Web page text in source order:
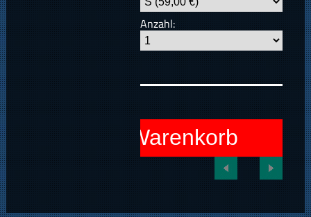
Anzahl:
In den Warenkorb